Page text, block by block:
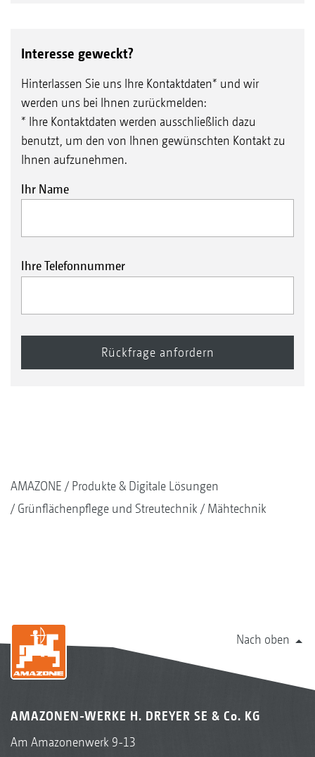
Wetterschutz Canopy
Interesse geweckt?
Hinterlassen Sie uns Ihre Kontaktdaten* und wir
werden uns bei Ihnen zurückmelden:
* Ihre Kontaktdaten werden ausschließlich dazu
benutzt, um den von Ihnen gewünschten Kontakt zu
Ihnen aufzunehmen.
Ihr Name
Ihre Telefonnummer
AMAZONE
Produkte & Digitale Lösungen
Grünflächenpflege und Streutechnik
Mähtechnik
Nach oben
AMAZONEN-WERKE H. DREYER SE & Co. KG
Am Amazonenwerk 9-13